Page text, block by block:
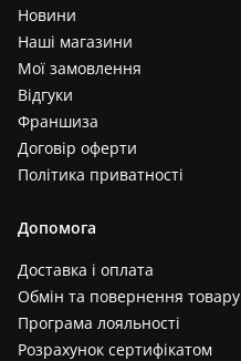
Новини
Наші магазини
Мої замовлення
Відгуки
Франшиза
Договір оферти
Політика приватності
Допомога
Доставка і оплата
Обмін та повернення товару
Програма лояльності
Розрахунок сертифікатом